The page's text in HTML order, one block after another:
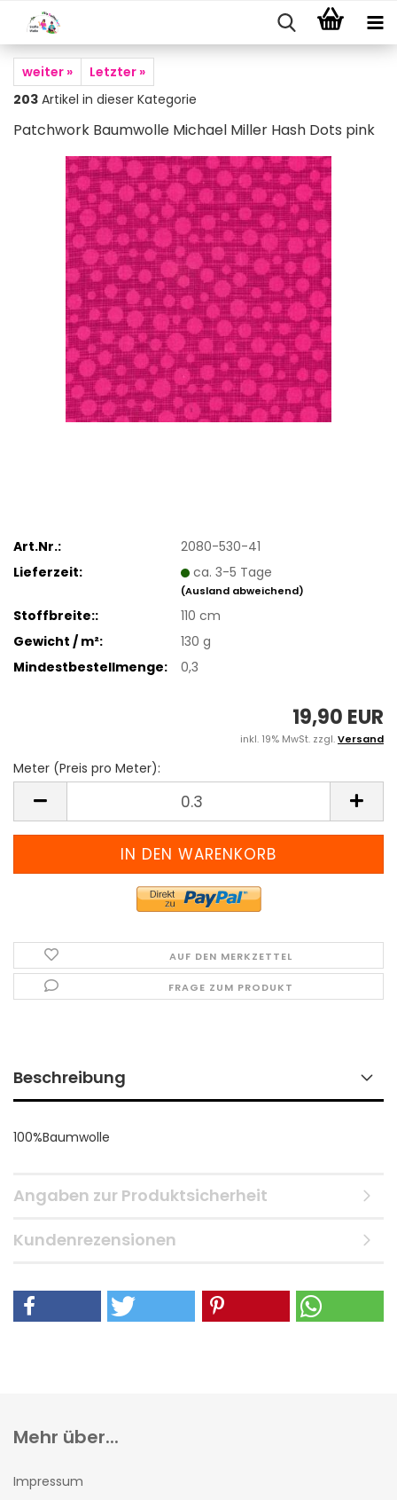
weiter »
Letzter »
203 Artikel in dieser Kategorie
Patchwork Baumwolle Michael Miller Hash Dots pink
Art.Nr.:
2080-530-41
Lieferzeit:
ca. 3-5 Tage
(Ausland abweichend)
Stoffbreite::
110 cm
Gewicht / m²:
130 g
Mindestbestellmenge:
0,3
19,90 EUR
inkl. 19% MwSt. zzgl.Versand
Meter (Preis pro Meter):
(Preis
pro
AUF DEN MERKZETTEL
FRAGE ZUM PRODUKT
Beschreibung
100%Baumwolle
Angaben zur Produktsicherheit
Kundenrezensionen
Mehr über...
Impressum